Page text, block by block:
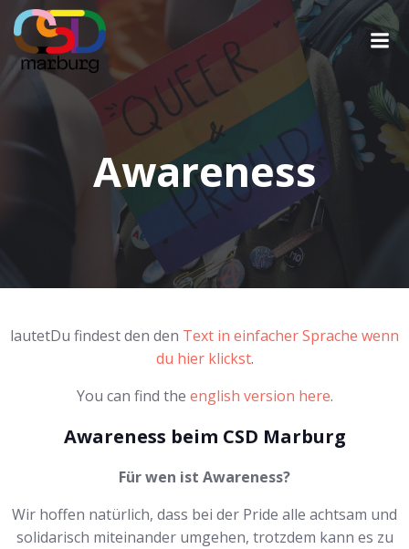
Awareness
lautetDu findest den den Text in einfacher Sprache wenn
du hier klickst.
You can find the english version here.
Awareness beim CSD Marburg
Für wen ist Awareness?
Wir hoffen natürlich, dass bei der Pride alle achtsam und
solidarisch miteinander umgehen, trotzdem kann es zu